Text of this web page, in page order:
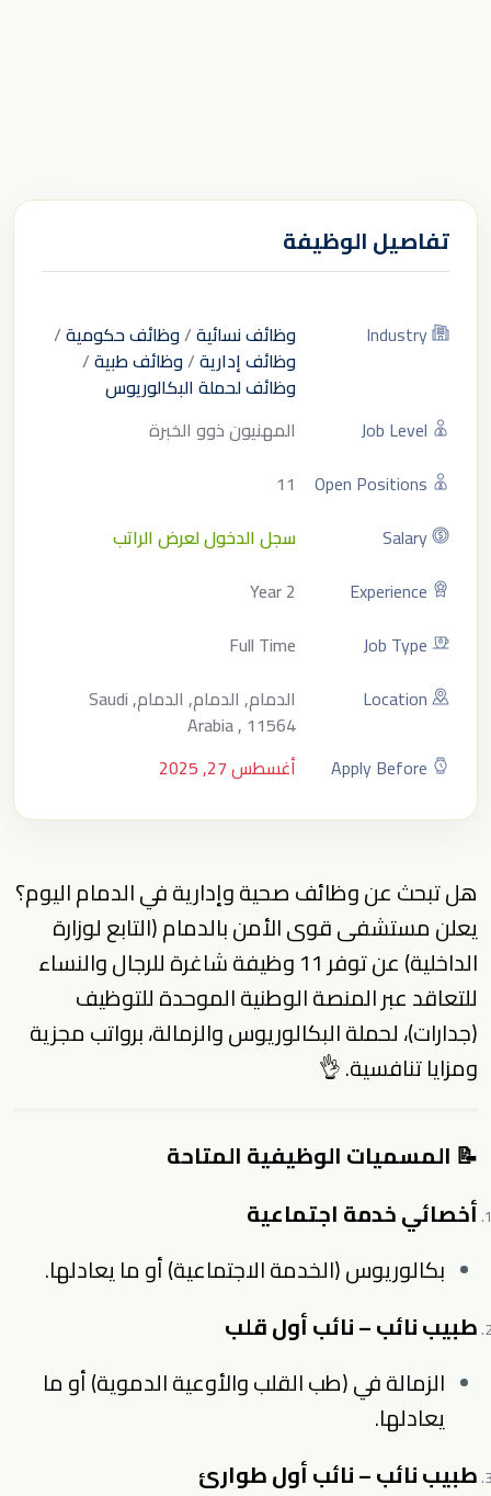
تفاصيل الوظيفة
Industry وظائف نسائية/وظائف حكومية/
وظائف إدارية/وظائف طبية/
وظائف لحملة البكالوريوس
Job Level
المهنيون ذوو الخبرة
Open Positions
11
Salary
سجل الدخول لعرض الراتب
Experience
2 Year
Job Type
Full Time
Location
الدمام, الدمام, الدمام, Saudi
Arabia , 11564
Apply Before
أغسطس 27, 2025
هل تبحث عن وظائف صحية وإدارية في الدمام اليوم؟
يعلن مستشفى قوى الأمن بالدمام (التابع لوزارة
الداخلية) عن توفر 11 وظيفة شاغرة للرجال والنساء
للتعاقد عبر المنصة الوطنية الموحدة للتوظيف
(جدارات)، لحملة البكالوريوس والزمالة، برواتب مجزية
ومزايا تنافسية. 👌
📝 المسميات الوظيفية المتاحة
أخصائي خدمة اجتماعية
بكالوريوس (الخدمة الاجتماعية) أو ما يعادلها.
طبيب نائب – نائب أول قلب
الزمالة في (طب القلب والأوعية الدموية) أو ما
يعادلها.
طبيب نائب – نائب أول طوارئ